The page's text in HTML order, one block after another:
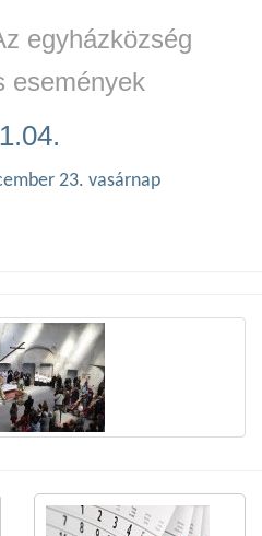
egyházközség
események
23. vasárnap